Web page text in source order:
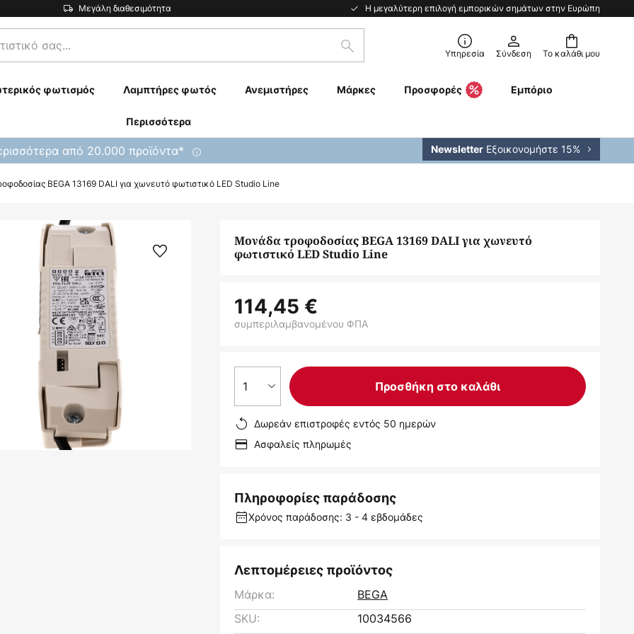
Μεγάλη διαθεσιμότητα Η μεγαλύτερη επιλογή εμπορικών σημάτων στην Ευρώπη
Το καλάθι μου
Αναζήτηση Υπηρεσία Σύνδεση
φωτισμός Λαμπτήρες φωτός Ανεμιστήρες Μάρκες Προσφορές Εμπόριο
Περισσότερα
από 20.000 προϊόντα* Newsletter Εξοικονομήστε 15%
BEGA 13169 DALI για χωνευτό φωτιστικό LED Studio Line
Μονάδα τροφοδοσίας BEGA 13169 DALI για χωνευτό
φωτιστικό LED Studio Line
114,45 €
συμπεριλαμβανομένου ΦΠΑ
1 Προσθήκη στο καλάθι
Δωρεάν επιστροφές εντός 50 ημερών
Ασφαλείς πληρωμές
Πληροφορίες παράδοσης
Χρόνος παράδοσης: 3 - 4 εβδομάδες
Λεπτομέρειες προϊόντος
Μάρκα:
BEGA
SKU:
10034566